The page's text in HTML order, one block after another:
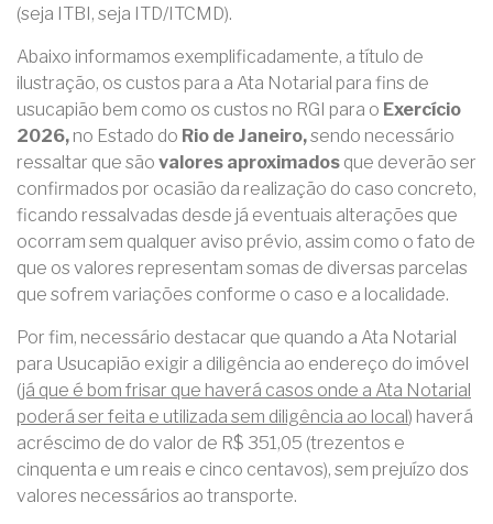
(seja ITBI, seja ITD/ITCMD).
Abaixo informamos exemplificadamente, a título de
ilustração, os custos para a Ata Notarial para fins de
usucapião bem como os custos no RGI para o Exercício
2026, no Estado do Rio de Janeiro,sendo necessário
ressaltar que são valores aproximados que deverão ser
confirmados por ocasião da realização do caso concreto,
ficando ressalvadas desde já eventuais alterações que
ocorram sem qualquer aviso prévio, assim como o fato de
que os valores representam somas de diversas parcelas
que sofrem variações conforme o caso e a localidade.
Por fim, necessário destacar que quando a Ata Notarial
para Usucapião exigir a diligência ao endereço do imóvel
(já que é bom frisar que haverá casos onde a Ata Notarial
poderá ser feita e utilizada sem diligência ao local ) haverá
acréscimo de do valor de R$ 351,05 (trezentos e
cinquenta e um reais e cinco centavos), sem prejuízo dos
valores necessários ao transporte.